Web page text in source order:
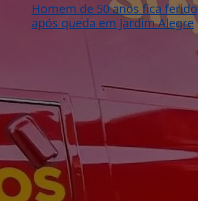
Homem de 50 anos fica ferido
após queda em Jardim Alegre